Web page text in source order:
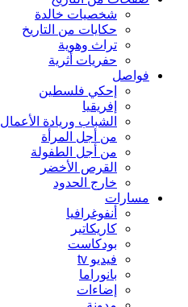
شخصيات خالدة
حكايات من التاريخ
تراث وهوية
حفريات أثرية
فواصل
إحكي فلسطين
إفريقيا
الشباب وريادة الأعمال
من أجل المرأة
من أجل الطفولة
القرص الأخضر
خارج الحدود
مسارات
أنفوغرافيا
كاريكاتير
بودكاست
فيديو tv
بانوراما
إضاءات